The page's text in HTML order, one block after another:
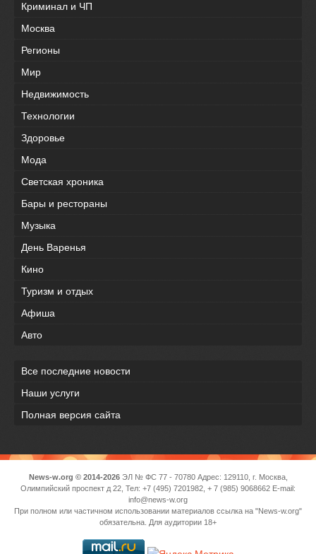
Криминал и ЧП
Москва
Регионы
Мир
Недвижимость
Технологии
Здоровье
Мода
Светская хроника
Бары и рестораны
Музыка
День Варенья
Кино
Туризм и отдых
Афиша
Авто
Все последние новости
Наши услуги
Полная версия сайта
News-w.org © 2014-2026ЭЛ № ФС 77 - 70780 Адрес: 129110, г. Москва,
Олимпийский проспект д 22, Тел: +7 (495) 7201982, + 7 (985) 9068662 E-mail:
info@news-w.org
При полном или частичном использовании материалов ссылка на "News-w.org"
обязательна. Для аудитории 18+